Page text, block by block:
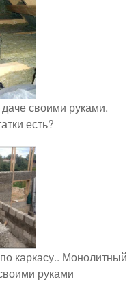
своими руками.
есть?
каркасу.. Монолитный
руками